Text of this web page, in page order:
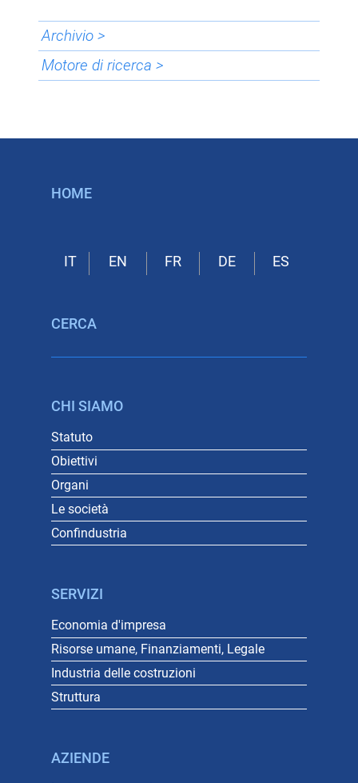
Archivio >
Motore di ricerca >
HOME
CERCA
CHI SIAMO
Statuto
Obiettivi
Organi
Le società
Confindustria
SERVIZI
Economia d'impresa
Risorse umane, Finanziamenti, Legale
Industria delle costruzioni
Struttura
AZIENDE